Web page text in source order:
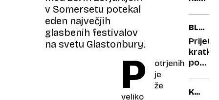
v Somersetu potekal
eden največjih
glasbenih festivalov
na svetu Glastonbury.
P
otrjenih
je
že
veliko
ki ga
je
ubil
oče
JEZERO
kratko